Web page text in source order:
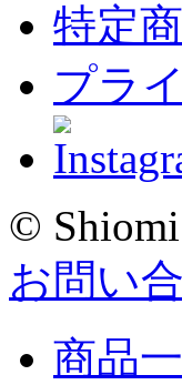
特定
プラ
© Shiomi
お問い
商品